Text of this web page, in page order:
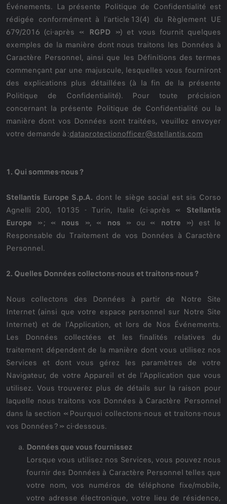
Événements. La présente Politique de Confidentialité est
rédigée conformément à l’article 13(4) du Règlement UE
679/2016 (ci-après « RGPD») et vous fournit quelques
exemples de la manière dont nous traitons les Données à
Caractère Personnel, ainsi que les Définitions des termes
commençant par une majuscule, lesquelles vous fourniront
des explications plus détaillées (à la fin de la présente
Politique de Confidentialité). Pour toute précision
concernant la présente Politique de Confidentialité ou la
manière dont vos Données sont traitées, veuillez envoyer
votre demande à :dataprotectionofficer@stellantis.com
1. Qui sommes-nous ?
Stellantis Europe S.p.A. dont le siège social est sis Corso
Agnelli 200, 10135 - Turin, Italie (ci-après « Stellantis
Europe » ; « nous », « nos » ou « notre ») est le
Responsable du Traitement de vos Données à Caractère
Personnel.
2. Quelles Données collectons-nous et traitons-nous ?
Nous collectons des Données à partir de Notre Site
Internet (ainsi que votre espace personnel sur Notre Site
Internet) et de l’Application, et lors de Nos Événements.
Les Données collectées et les finalités relatives du
traitement dépendent de la manière dont vous utilisez nos
Services et dont vous gérez les paramètres de votre
Navigateur, de votre Appareil et de l’Application que vous
utilisez. Vous trouverez plus de détails sur la raison pour
laquelle nous traitons vos Données à Caractère Personnel
dans la section « Pourquoi collectons-nous et traitons-nous
vos Données ? » ci-dessous.
Données que vous fournissez
Lorsque vous utilisez nos Services, vous pouvez nous
fournir des Données à Caractère Personnel telles que
votre nom, vos numéros de téléphone fixe/mobile,
votre adresse électronique, votre lieu de résidence,